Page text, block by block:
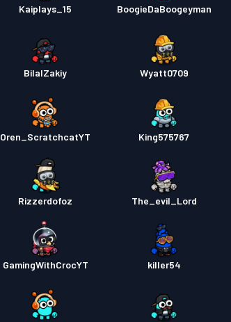
BoogieDaBoogeyman
Kaiplays_15
Wyatt0709
BilalZakiy
King575767
Oren_ScratchcatYT
The_evil_Lord
Rizzerdofoz
killer54
GamingWithCrocYT